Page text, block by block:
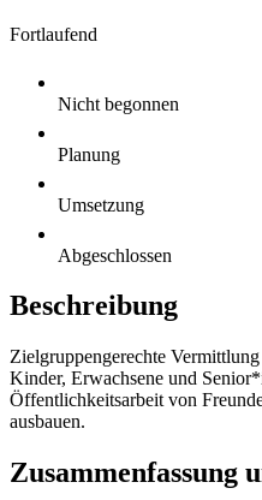
Fortlaufend
Nicht begonnen
Planung
Umsetzung
Abgeschlossen
Beschreibung
Zielgruppengerechte
Kinder, Erwachsene und
Öffentlichkeitsarbeit von
ausbauen.
Zusammenfassung